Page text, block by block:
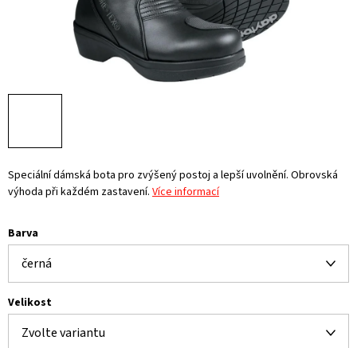
Speciální dámská bota pro zvýšený postoj a lepší uvolnění. Obrovská
výhoda při každém zastavení. Více informací
Barva
Velikost